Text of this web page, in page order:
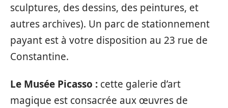
sculptures, des dessins, des peintures, et
autres archives). Un parc de stationnement
payant est à votre disposition au 23 rue de
Constantine.
Le Musée Picasso : cette galerie d’art
magique est consacrée aux œuvres de